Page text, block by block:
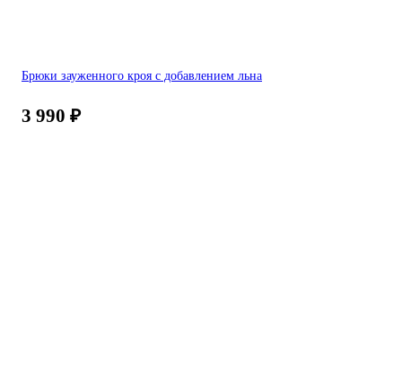
Брюки зауженного кроя с добавлением льна
3 990 ₽